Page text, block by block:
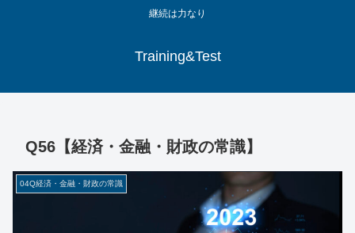
継続は力なり
Training&Test
Q56【経済・金融・財政の常識】
04Q経済・金融・財政の常識